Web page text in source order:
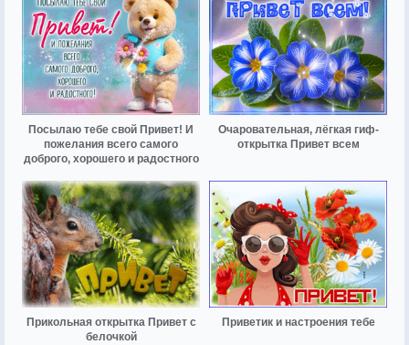
Посылаю тебе свой Привет! И
пожелания всего самого
доброго, хорошего и радостного
Очаровательная, лёгкая гиф-
открытка Привет всем
Прикольная открытка Привет с
белочкой
Приветик и настроения тебе